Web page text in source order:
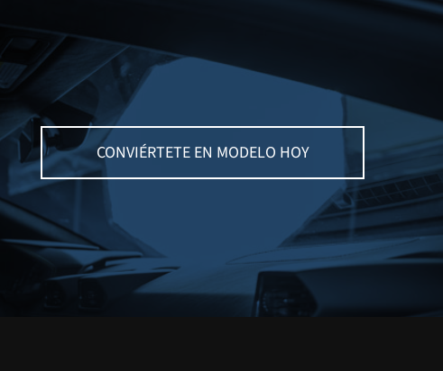
CONVIÉRTETE EN MODELO HOY